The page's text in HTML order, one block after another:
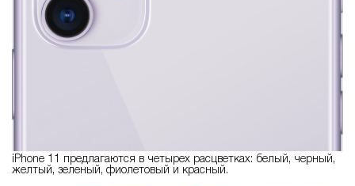
iPhone 11 предлагаются в четырех расцветках: белый, черный,
желтый, зеленый, фиолетовый и красный.